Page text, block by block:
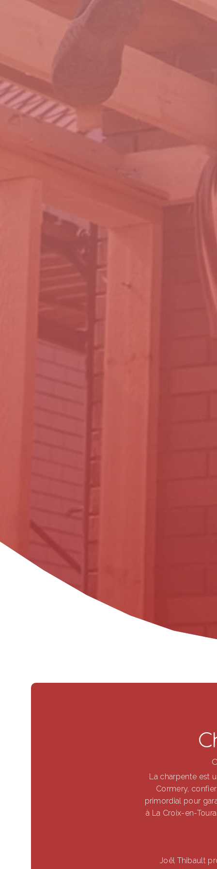
La charpente est
Cormery,
primordial pour
à La Croix-en-
Joël Thibault